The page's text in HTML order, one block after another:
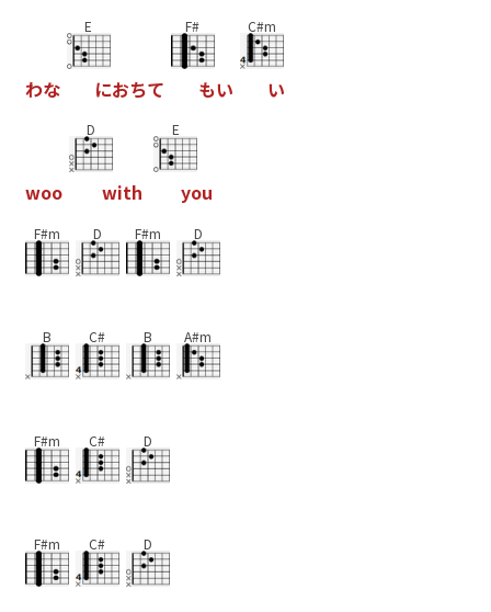
わな
E
におちて
F#
もい
C#m
い
woo
D
with
E
you
F#m D F#m D
B C# B A#m
F#m C# D
F#m C# D